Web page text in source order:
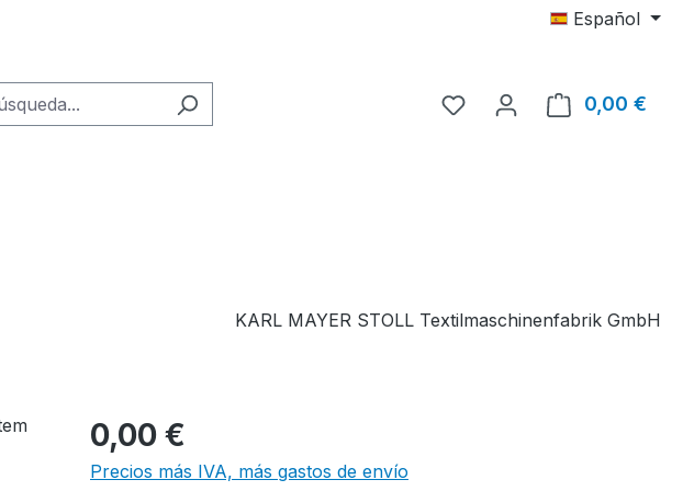
Español
Tienes 0 artículos en tu
0,00 €
KARL MAYER STOLL Textilmaschinenfabrik GmbH
0,00 €
Precios más IVA, más gastos de envío